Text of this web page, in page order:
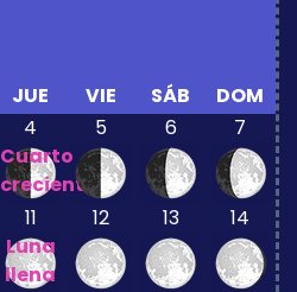
JUE VIE SÁB
DOM
4
Cuarto
creciente
5 6 7
11
Luna
llena
12 13 14